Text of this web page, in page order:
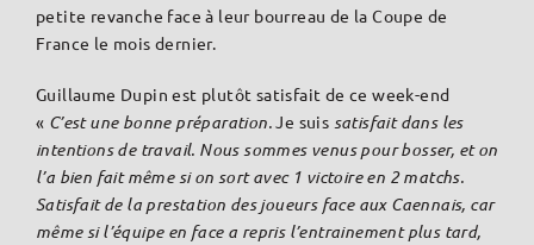
petite revanche face à leur bourreau de la Coupe de
France le mois dernier.
Guillaume Dupin est plutôt satisfait de ce week-end
« C’est une bonne préparation.Je suis satisfait dans les
intentions de travail. Nous sommes venus pour bosser, et on
l’a bien fait même si on sort avec 1 victoire en 2 matchs.
Satisfait de la prestation des joueurs face aux Caennais, car
même si l’équipe en face a repris l’entrainement plus tard,